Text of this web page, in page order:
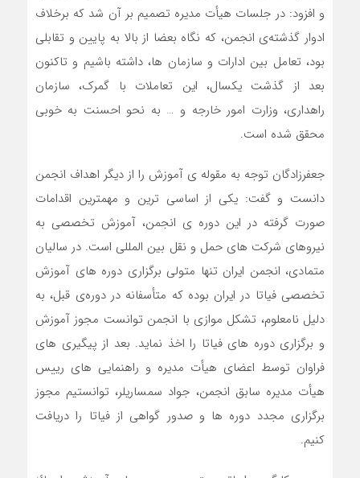
و افزود: در جلسات هیأت مدیره تصمیم بر آن شد که برخلاف
ادوار گذشته‌ی انجمن، که نگاه بعضا از بالا به پایین و تقابلی
بود، تعامل بین ادارات و سازمان ها، داشته باشیم و تاکنون
بعد از گذشت یکسال، این تعاملات با گمرک، سازمان
راهداری، وزارت امور خارجه و … به نحو احسنت به خوبی
محقق شده است.
جعفرزادگان توجه به مقوله ی آموزش را از دیگر اهداف انجمن
دانست و گفت: یکی از اساسی ترین و مهمترین اقدامات
صورت گرفته در این دوره ی انجمن، آموزش تخصصی به
نیروهای شرکت های حمل و نقل بین المللی است. در سالیان
متمادی، انجمن ایران تنها متولی برگزاری دوره های آموزش
تخصصی فیاتا در ایران بوده که متأسفانه در دوره‌ی قبل، به
دلیل نامعلوم، تشکل موازی با انجمن توانست مجوز آموزش
و برگزاری دوره های فیاتا را اخذ نماید. بعد از پیگیری های
فراوان توسط اعضای هیأت مدیره و راهنمایی های رییس
هیأت مدیره سابق انجمن، جواد سمساریلر، توانستیم مجوز
برگزاری مجدد دوره ها و صدور گواهی از فیاتا را دریافت
کنیم.